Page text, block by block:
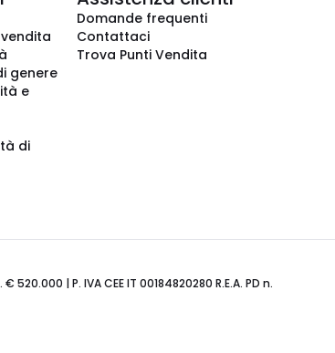
genere
e
di
Domande frequenti
Contattaci
Trova Punti Vendita
| P. IVA CEE IT 00184820280 R.E.A. PD n.